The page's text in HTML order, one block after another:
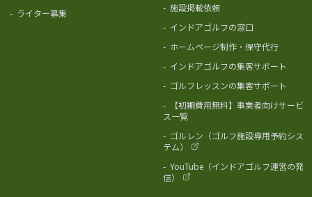
- ライター募集 - 施設掲載依頼
- インドアゴルフの窓口
- ホームページ制作・保守代行
- インドアゴルフの集客サポート
- ゴルフレッスンの集客サポート
-
【初期費用無料】事業者向けサービ
ス一覧
- ゴルレン（ゴルフ施設専用予約シス
テム）
- YouTube（インドアゴルフ運営の発
信）